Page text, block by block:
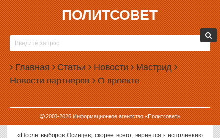
ПОЛИТСОВЕТ
Главная Статьи Новости Мастрид
Новости партнеров О проекте
2000-2026Информационное агентство «Политсовет»
22.12.2003, 09:14
ПРО ОСИНЦЕВА МОЖНО ЗАБЫТЬ
«Про Осинцева на ближайшие годы можно забыть», - заявил ИА
«Политсовет» политолог Лев Кощеев.
«Эти выборы показали, что невозможно без участия личности
создать яркий политический образ, - считает политолог, - Юрий
Осинцев не подходит для публичной деятельности, его личных
качеств не хватило для создания позитива вокруг него».
«После выборов Осинцев, скорее всего, вернется к исполнению